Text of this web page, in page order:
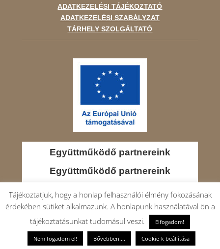
ADATKEZELÉSI TÁJÉKOZTATÓ
ADATKEZELÉSI SZABÁLYZAT
TÁRHELY SZOLGÁLTATÓ
Együttműködő partnereink
Együttműködő partnereink
Tájékoztatjuk, hogy a honlap felhasználói élmény fokozásának
érdekében sütiket alkalmazunk. A honlapunk használatával ön a
tájékoztatásunkat tudomásul veszi.
Elfogadom!
Nem fogadom el! Bővebben.... Cookie-k beállítása